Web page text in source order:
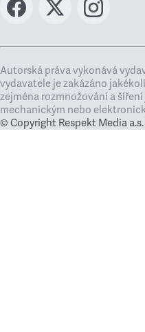
Autorská práva vykonává
vydavatele je zakázáno
zejména rozmnožování a
mechanickým nebo
© Copyright Respekt Media a.s.